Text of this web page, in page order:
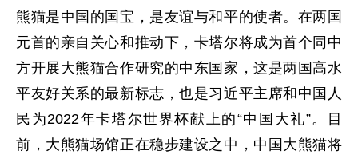
熊猫是中国的国宝，是友谊与和平的使者。在两国
元首的亲自关心和推动下，卡塔尔将成为首个同中
方开展大熊猫合作研究的中东国家，这是两国高水
平友好关系的最新标志，也是习近平主席和中国人
民为2022年卡塔尔世界杯献上的“中国大礼”。目
前，大熊猫场馆正在稳步建设之中，中国大熊猫将